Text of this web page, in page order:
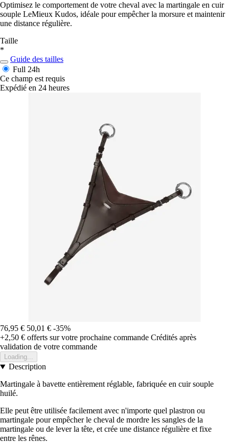
Optimisez le comportement de votre cheval avec la martingale en cuir
souple LeMieux Kudos, idéale pour empêcher la morsure et maintenir
une distance régulière.
Taille
*
Guide des tailles
Full 24h
Ce champ est requis
Expédié en 24 heures
76,95 € 50,01 € -35%
+2,50 € offerts sur votre prochaine commande Crédités après
validation de votre commande
Loading...
Description
Martingale à bavette entièrement réglable, fabriquée en cuir souple
huilé.
Elle peut être utilisée facilement avec n'importe quel plastron ou
martingale pour empêcher le cheval de mordre les sangles de la
martingale ou de lever la tête, et crée une distance régulière et fixe
entre les rênes.